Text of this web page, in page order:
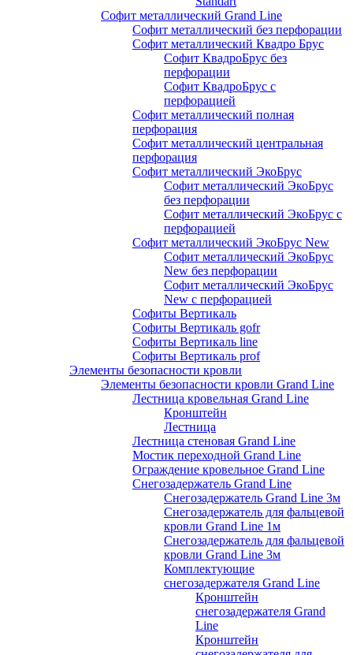
Софит металлический Grand Line
Софит металлический без перфорации
Софит металлический Квадро Брус
Софит КвадроБрус без
перфорации
Софит КвадроБрус с
перфорацией
Софит металлический полная
перфорация
Софит металлический центральная
перфорация
Софит металлический ЭкоБрус
Софит металлический ЭкоБрус
без перфорации
Софит металлический ЭкоБрус с
перфорацией
Софит металлический ЭкоБрус New
Софит металлический ЭкоБрус
New без перфорации
Софит металлический ЭкоБрус
New с перфорацией
Софиты Вертикаль
Софиты Вертикаль gofr
Софиты Вертикаль line
Софиты Вертикаль prof
Элементы безопасности кровли
Элементы безопасности кровли Grand Line
Лестница кровельная Grand Line
Кронштейн
Лестница
Лестница стеновая Grand Line
Мостик переходной Grand Line
Ограждение кровельное Grand Line
Снегозадержатель Grand Line
Снегозадержатель Grand Line 3м
Снегозадержатель для фальцевой
кровли Grand Line 1м
Снегозадержатель для фальцевой
кровли Grand Line 3м
Комплектующие
снегозадержателя Grand Line
Кронштейн
снегозадержателя Grand
Line
Кронштейн